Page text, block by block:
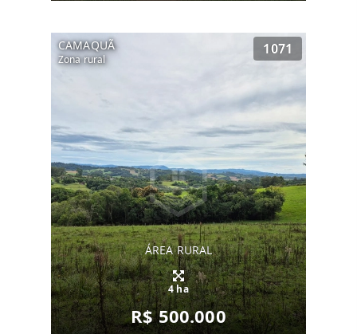
CAMAQUÃ
Zona rural
1071
ÁREA RURAL
4 ha
R$ 500.000